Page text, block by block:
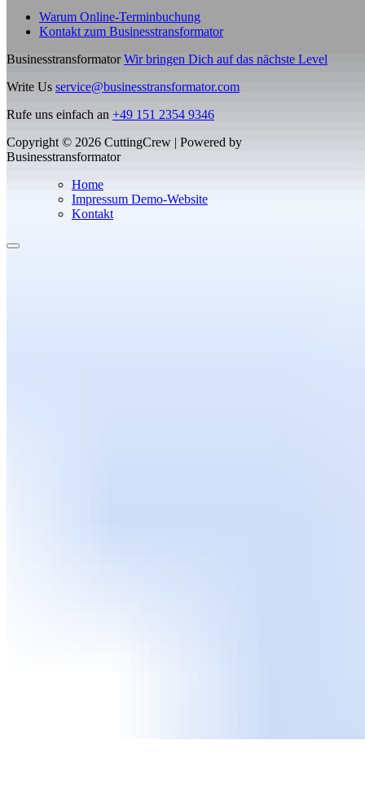
Warum Online-Terminbuchung
Kontakt zum Businesstransformator
Businesstransformator Wir bringen Dich auf das nächste Level
Write Us service@businesstransformator.com
Rufe uns einfach an +49 151 2354 9346
Copyright © 2026 CuttingCrew | Powered by
Businesstransformator
Home
Impressum Demo-Website
Kontakt